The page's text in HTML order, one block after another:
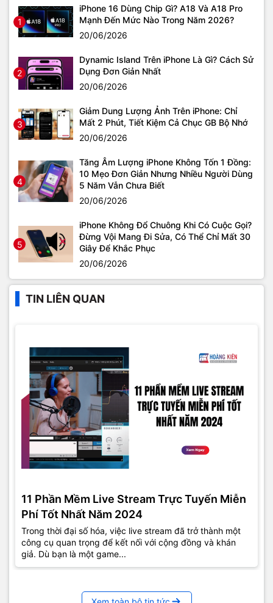
1
iPhone 16 Dùng Chip Gì? A18 Và A18 Pro
Mạnh Đến Mức Nào Trong Năm 2026?
20/06/2026
2
Dynamic Island Trên iPhone Là Gì? Cách Sử
Dụng Đơn Giản Nhất
20/06/2026
3
Giảm Dung Lượng Ảnh Trên iPhone: Chỉ
Mất 2 Phút, Tiết Kiệm Cả Chục GB Bộ Nhớ
20/06/2026
4
Tăng Âm Lượng iPhone Không Tốn 1 Đồng:
10 Mẹo Đơn Giản Nhưng Nhiều Người Dùng
5 Năm Vẫn Chưa Biết
20/06/2026
5
iPhone Không Đổ Chuông Khi Có Cuộc Gọi?
Đừng Vội Mang Đi Sửa, Có Thể Chỉ Mất 30
Giây Để Khắc Phục
20/06/2026
TIN LIÊN QUAN
11 Phần Mềm Live Stream Trực Tuyến Miễn
Phí Tốt Nhất Năm 2024
Trong thời đại số hóa, việc live stream đã trở thành một
công cụ quan trọng để kết nối với cộng đồng và khán
giả. Dù bạn là một game...